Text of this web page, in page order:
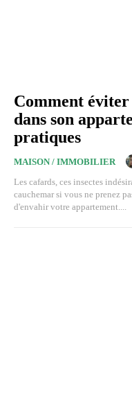
Comment éviter
dans son
pratiques
MAISON / IMMOBILIER
Les cafards, ces insectes
cauchemar si vous ne prenez
d'envahir votre appartement....